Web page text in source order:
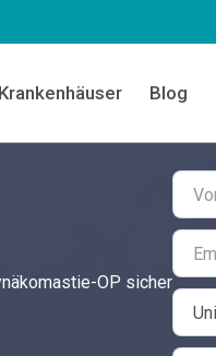
Krankenhäuser Blog
OP sicher